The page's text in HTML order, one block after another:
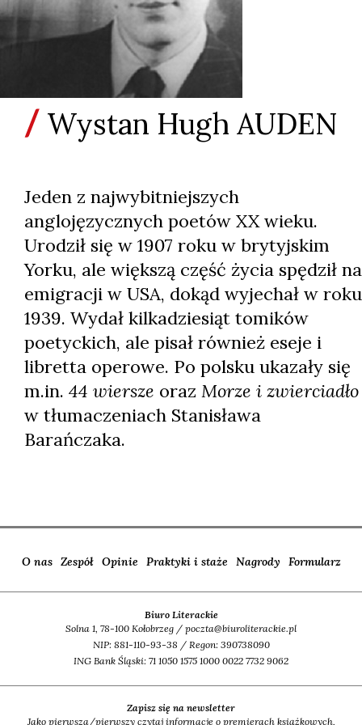
Wystan Hugh AUDEN
Jeden z najwybitniejszych
anglojęzycznych poetów XX wieku.
Urodził się w 1907 roku w brytyjskim
Yorku, ale większą część życia spędził na
emigracji w USA, dokąd wyjechał w roku
1939. Wydał kilkadziesiąt tomików
poetyckich, ale pisał również eseje i
libretta operowe. Po polsku ukazały się
m.in. 44 wiersze oraz Morze i zwierciadło
w tłumaczeniach Stanisława
Barańczaka.
O nas Zespół Opinie Praktyki i staże Nagrody Formularz
Biuro Literackie
Solna 1, 78-100 Kołobrzeg / poczta@biuroliterackie.pl
NIP: 881-110-93-38 / Regon: 390738090
ING Bank Śląski: 71 1050 1575 1000 0022 7732 9062
Zapisz się na newsletter
Jako pierwsza/pierwszy czytaj informacje o premierach książkowych,